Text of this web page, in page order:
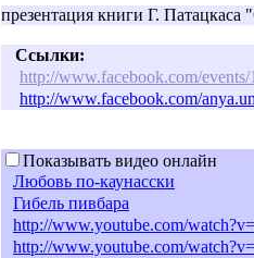
презентация книги Г. Патацкаса
Ссылки:
http://www.facebook.com/
http://www.facebook.com/
Показывать видео онлайн
Любовь по-каунасски
Гибель пивбара
http://www.youtube.com/
http://www.youtube.com/